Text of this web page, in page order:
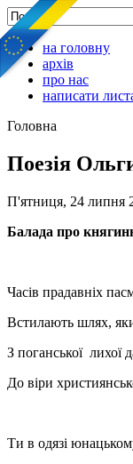
на головну
архів
про нас
написати
Головна
Поезія
П'ятниця, 24 липня
Балада про
Часів прадавніх
Встилають шлях,
З поганської лихої
До віри
Ти в одязі